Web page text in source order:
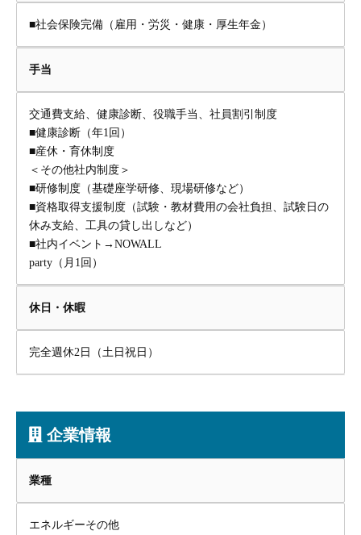
■社会保険完備（雇用・労災・健康・厚生年金）
手当
交通費支給、健康診断、役職手当、社員割引制度
■健康診断（年1回）
■産休・育休制度
＜その他社内制度＞
■研修制度（基礎座学研修、現場研修など）
■資格取得支援制度（試験・教材費用の会社負担、試験日の
休み支給、工具の貸し出しなど）
■社内イベント→NOWALL
party（月1回）
休日・休暇
完全週休2日（土日祝日）
企業情報
業種
エネルギーその他